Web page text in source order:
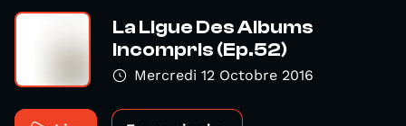
La Ligue Des Albums
Incompris (Ep.52)
Mercredi 12 Octobre 2016